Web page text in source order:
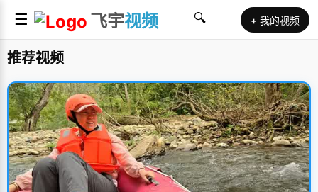
☰ 飞宇视频 🔍 + 我的视频
推荐视频